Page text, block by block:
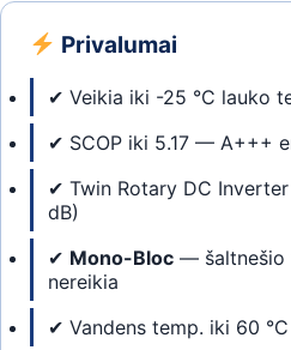
Privalumai
✔ Veikia iki -25 °C lauko
✔ SCOP iki 5.17 — A+++
✔ Twin Rotary DC
dB)
✔ Mono-Bloc — šaltnešio
nereikia
✔ Vandens temp. iki 60 °C